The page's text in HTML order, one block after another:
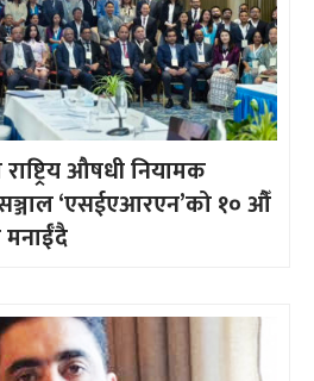
औषधी नियामक
‘एसईएआरएन’को १० औँ
मनाईँदै